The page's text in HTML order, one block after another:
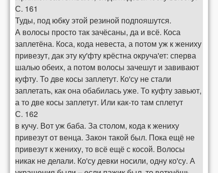
С. 161
Туды, под юбку этой резиной подпояшутся.
А волосы просто так зачёсаны, да и всё. Коса
заплетёна. Коса, кода невеста, а потом уж к жениху
привезут, дак эту ку'фту крёстна окруча'ет: сперва
шалью обеих, а потом волосы зачешут и завивают
куфту. То две косы заплетут. Ко'су не стали
заплетать, как она обабилась уже. То куфту завьют,
а то две косы заплетут. Или как-то там сплетут
С. 162
в кучу. Вот уж баба. За столом, кода к жениху
привезут от венца. Закон такой был. Пока ещё не
привезут к жениху, то всё ещё с косой. Волосы
никак не делали. Ко'су девки носили, одну ко'су. А